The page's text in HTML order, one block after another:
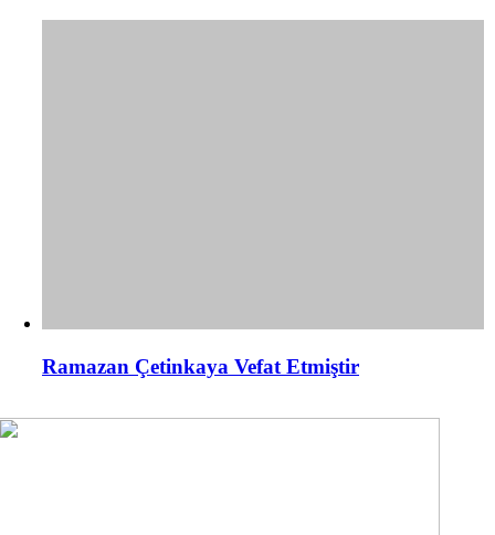
Ramazan Çetinkaya Vefat Etmiştir